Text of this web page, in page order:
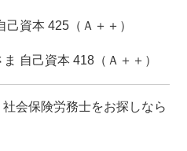
資本 425（Ａ＋＋）
自己資本 418（Ａ＋＋）
会保険労務士をお探しなら